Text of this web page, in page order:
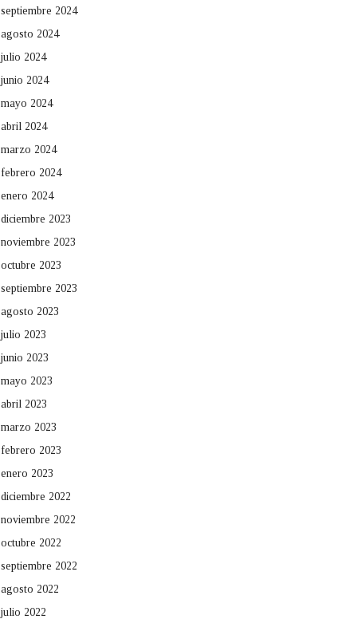
septiembre 2024
agosto 2024
julio 2024
junio 2024
mayo 2024
abril 2024
marzo 2024
febrero 2024
enero 2024
diciembre 2023
noviembre 2023
octubre 2023
septiembre 2023
agosto 2023
julio 2023
junio 2023
mayo 2023
abril 2023
marzo 2023
febrero 2023
enero 2023
diciembre 2022
noviembre 2022
octubre 2022
septiembre 2022
agosto 2022
julio 2022